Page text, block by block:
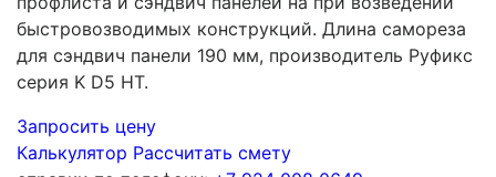
быстровозводимых конструкций. Длина самореза
для сэндвич панели 190 мм, производитель Руфикс
серия K D5 HT.
Запросить цену
Калькулятор Рассчитать смету